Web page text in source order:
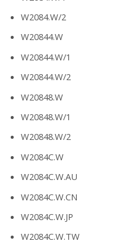
W2084.W/2
W20844.W
W20844.W/1
W20844.W/2
W20848.W
W20848.W/1
W20848.W/2
W2084C.W
W2084C.W.AU
W2084C.W.CN
W2084C.W.JP
W2084C.W.TW